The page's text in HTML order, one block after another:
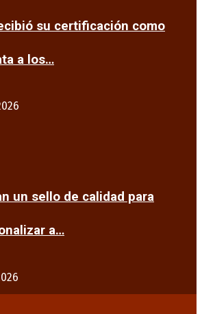
su certificación como
a los…
un sello de calidad para
a…